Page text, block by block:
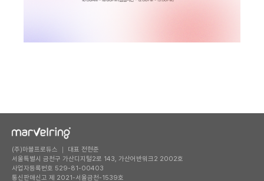
(주)마블프로듀스 ｜ 대표 전현준
서울특별시 금천구 가산디지털2로 143, 가산어반워크2 2002호
사업자등록번호 529-81-00403
통신판매신고 제 2021-서울금천-1539호